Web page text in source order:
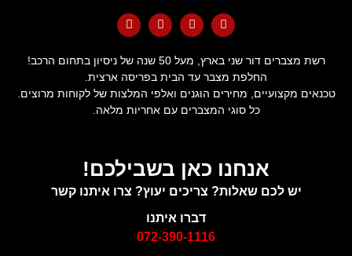
רשת מצברים דור שני בארץ, מעל 50 שנה של ניסיון בתחום הרכב!
החלפת מצבר עד הבית בפריסה ארצית.
טכנאים מקצועיים, מחירים הוגנים ואלפי המלצות של לקוחות מרוצים.
כל סוגי המצברים עם אחריות מלאה.
אנחנו כאן בשבילכם!
יש לכם שאלות? צריכים יעוץ? צרו איתנו קשר
דברו איתנו
072-390-1116